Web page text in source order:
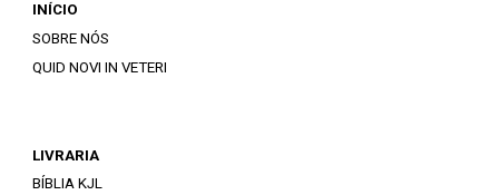
INÍCIO
SOBRE NÓS
QUID NOVI IN VETERI
LIVRARIA
BÍBLIA KJL